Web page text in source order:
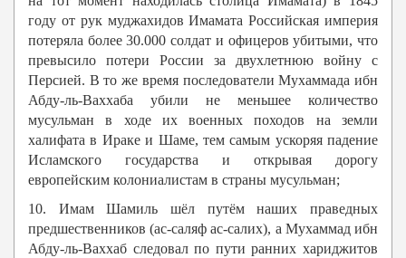
году от рук муджахидов Имамата Российская империя
потеряла более 30.000 солдат и офицеров убитыми, что
превысило потери России за двухлетнюю войну с
Персией. В то же время последователи Мухаммада ибн
Абду-ль-Ваххаба убили не меньшее количество
мусульман в ходе их военных походов на земли
халифата в Ираке и Шаме, тем самым ускоряя падение
Исламского государства и открывая дорогу
европейским колониалистам в страны мусульман;
10. Имам Шамиль шёл путём наших праведных
предшественников (ас-саляф ас-салих), а Мухаммад ибн
Абду-ль-Ваххаб следовал по пути ранних хариджитов